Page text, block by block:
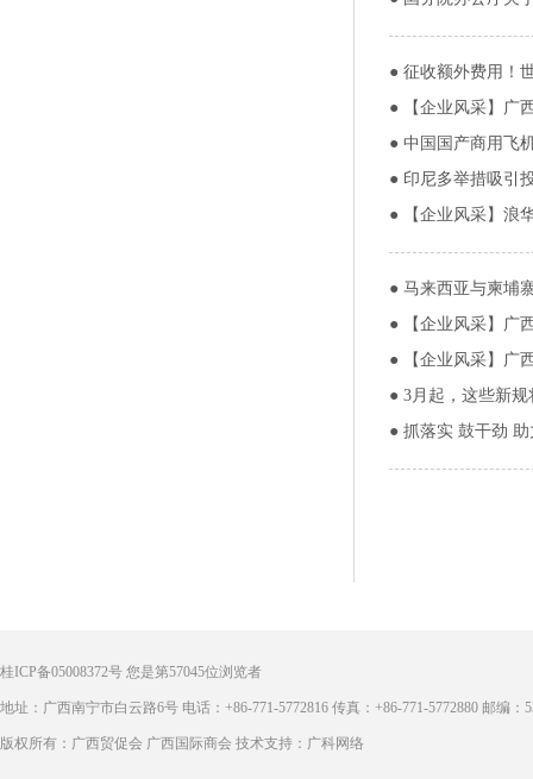
● 征收额外费用！
●
【企业风采】广
● 中国国产商用飞
● 印尼多举措吸引
●
【企业风采】浪
● 马来西亚与柬埔
●
【企业风采】广
●
【企业风采】广
● 3月起，这些新
● 抓落实 鼓干劲
桂ICP备05008372号 您是第57045位浏览者
地址：广西南宁市白云路6号 电话：+86-771-5772816 传真：+86-771-5772880 邮编：
版权所有：广西贸促会 广西国际商会 技术支持：广科网络